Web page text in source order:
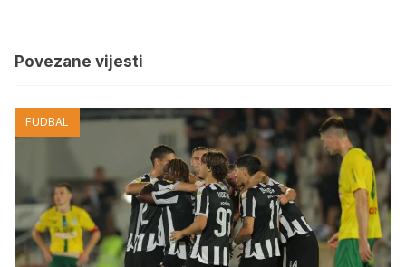
Povezane vijesti
FUDBAL